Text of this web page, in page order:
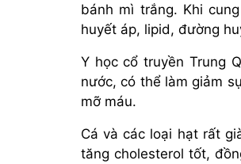
bánh mì trắng. Khi
huyết áp, lipid, đường
Y học cổ truyền Trung
nước, có thể làm giảm
mỡ máu.
Cá và các loại hạt rất
tăng cholesterol tốt,